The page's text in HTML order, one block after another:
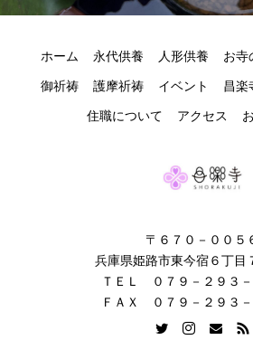
ホーム 永代供養 人形供養 お寺
御祈祷 護摩祈祷 イベント 昌楽
住職について アクセス
〒６７０－００５
兵庫県姫路市東今宿６丁目
ＴＥＬ ０７９－２９３－
ＦＡＸ ０７９－２９３－